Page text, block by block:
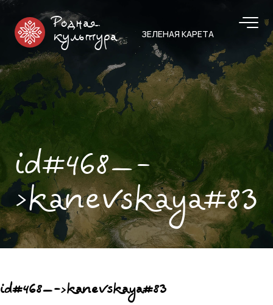
Родная
культура
ЗЕЛЕНАЯ КАРЕТА
id#468—-
>kanevskaya#83
id#468—->kanevskaya#83